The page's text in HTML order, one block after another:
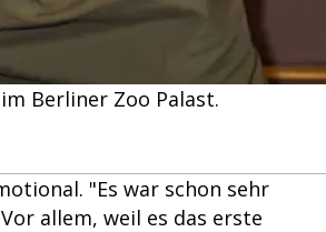
Berliner Zoo Palast.
"Es war schon sehr
allem, weil es das erste